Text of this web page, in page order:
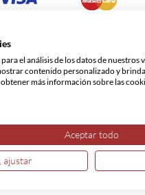
el análisis de los datos de nuestros
contenido personalizado y
obtener más información sobre las
Aceptar todo
ajustar